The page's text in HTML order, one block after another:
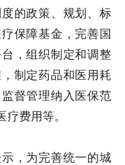
的政策、规划、标
保障基金，完善国
，组织制定和调整
制定药品和医用耗
督管理纳入医保范
费用等。
，为完善统一的城